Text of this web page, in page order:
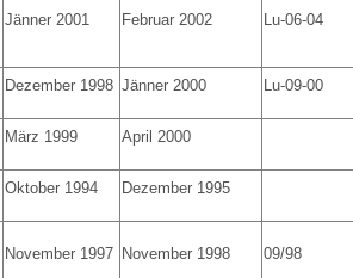
Jänner 2001 Februar 2002 Lu-06-04
Dezember 1998 Jänner 2000 Lu-09-00
März 1999 April 2000
Oktober 1994 Dezember 1995
November 1997 November 1998 09/98